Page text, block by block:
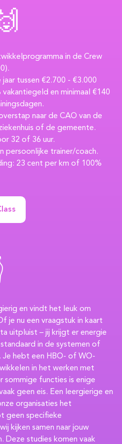
in de Crew
jaar tussen €2.700 - €3.000
vakantiegeld en minimaal €140
naar de CAO van de
of de gemeente.
32 of 36 uur.
persoonlijke trainer/coach.
23 cent per km of 100%
en vindt het leuk om
je nu een vraagstuk in kaart
uitpluist – jij krijgt er energie
in de systemen of
hebt een HBO- of WO-
in het werken met
sommige functies is enige
geen eis. Een leergierige en
organisaties het
geen specifieke
kijken samen naar jouw
Deze studies komen vaak